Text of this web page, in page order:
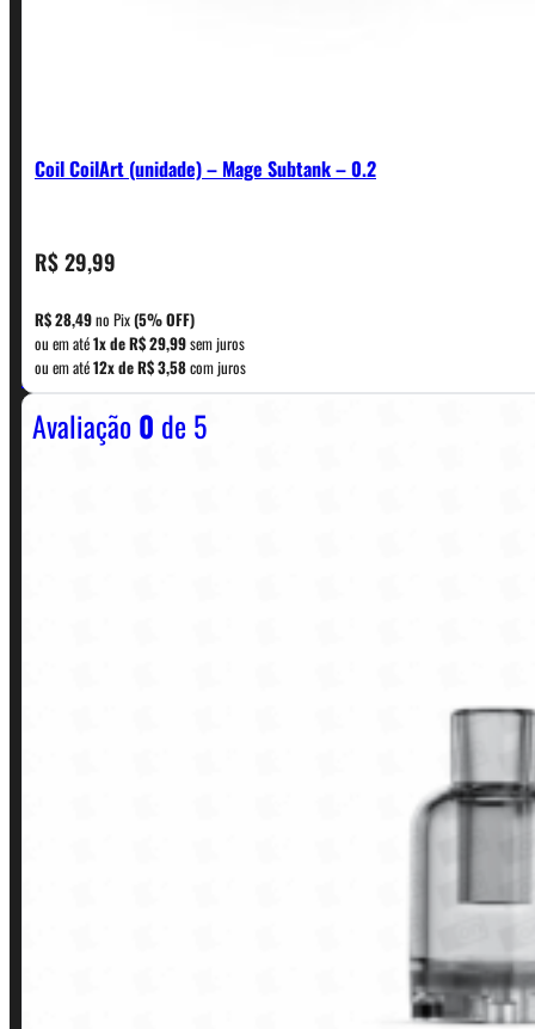
Coil CoilArt (unidade) – Mage Subtank – 0.2
R$29,99
R$28,49no Pix(5% OFF)
ou em até1x deR$29,99sem juros
ou em até12x deR$3,58com juros
Avaliação0 de 5
CONTATO
WhatsApp: (11) 5229-0120